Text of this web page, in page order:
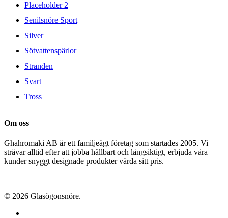
Placeholder 2
Senilsnöre Sport
Silver
Sötvattenspärlor
Stranden
Svart
Tross
Om oss
Ghahromaki AB är ett familjeägt företag som startades 2005. Vi
strävar alltid efter att jobba hållbart och långsiktigt, erbjuda våra
kunder snyggt designade produkter värda sitt pris.
© 2026 Glasögonsnöre.